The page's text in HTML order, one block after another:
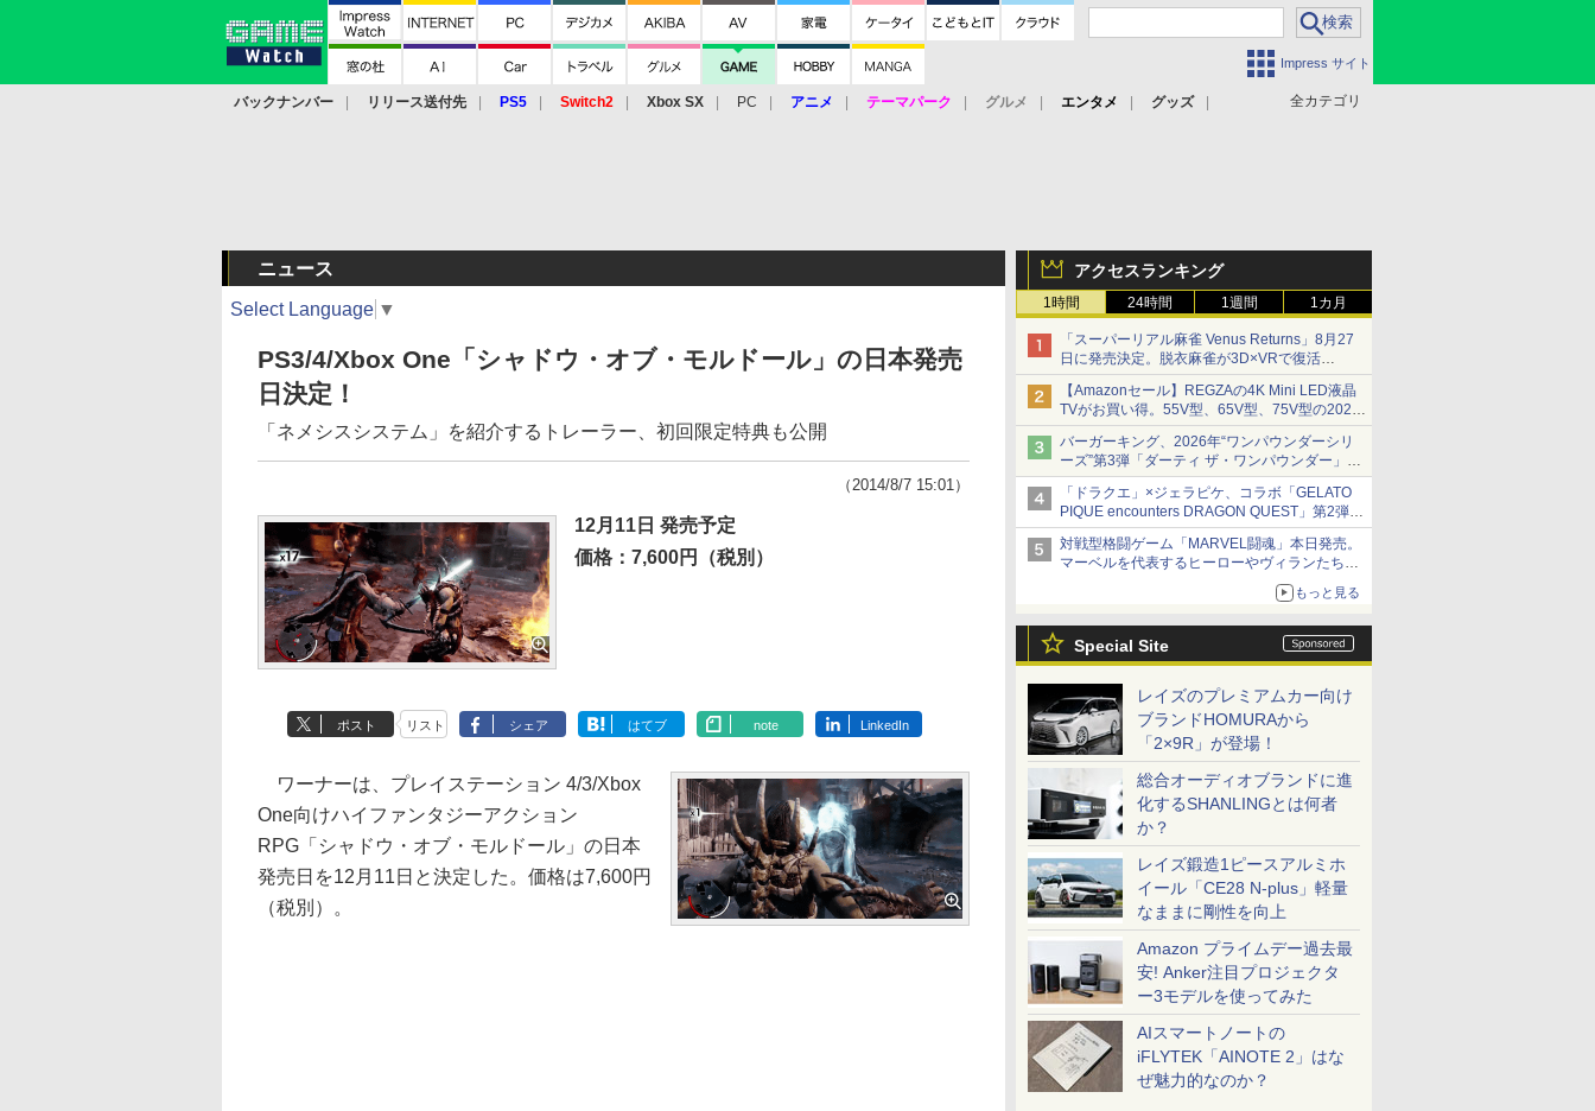
Impress サイト
全カテゴリ
バックナンバー リリース送付先 PS5 Switch2 Xbox SX PC アニメ テーマパーク グルメ エンタメ
グッズ
アクセスランキング
1時間 24時間 1週間 1カ月
「スーパーリアル麻雀 Venus Returns」8月27
日に発売決定。脱衣麻雀が3D×VRで復活
発売から2週間は20%オフになるセールが実施
【Amazonセール】REGZAの4K Mini LED液晶
TVがお買い得。55V型、65V型、75V型の2026
年モデルがラインナップ
バーガーキング、2026年“ワンパウンダーシリ
ーズ”第3弾「ダーティ ザ・ワンパウンダー」を
8月7日発売
「特製ガーリックマヨソース」を使用した超大
型チーズバーガー
「ドラクエ」×ジェラピケ、コラボ「GELATO
PIQUE encounters DRAGON QUEST」第2弾が
本日発売
アイスカップに入ったスライムやわたぼう、ベ
ビーサタンなどがオリジナルアートで登場
対戦型格闘ゲーム「MARVEL闘魂」本日発売。
マーベルを代表するヒーローやヴィランたちが
「GUILTY GEAR」などの格ゲーを手掛けるア
もっと見る
Special Site
レイズのプレミアムカー向け
ブランドHOMURAから
「2×9R」が登場！
総合オーディオブランドに進
化するSHANLINGとは何者
か？
レイズ鍛造1ピースアルミホ
イール「CE28 N-plus」軽量
なままに剛性を向上
Amazon プライムデー過去最
安! Anker注目プロジェクタ
ー3モデルを使ってみた
AIスマートノートの
iFLYTEK「AINOTE 2」はな
ぜ魅力的なのか？
ニュース
Select Language ▼
PS3/4/Xbox One「シャドウ・オブ・モルドール」の日本発売
日決定！
「ネメシスシステム」を紹介するトレーラー、初回限定特典も公開
（2014/8/7 15:01）
12月11日 発売予定
価格：7,600円（税別）
ポスト リスト シェア はてブ note LinkedIn
ワーナーは、プレイステーション 4/3/Xbox
One向けハイファンタジーアクション
RPG「シャドウ・オブ・モルドール」の日本
発売日を12月11日と決定した。価格は7,600円
（税別）。